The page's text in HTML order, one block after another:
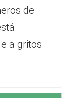
de
a gritos